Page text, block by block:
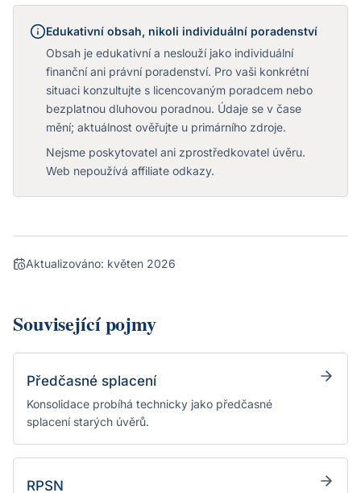
Edukativní obsah, nikoli individuální poradenství
Obsah je edukativní a neslouží jako individuální
finanční ani právní poradenství. Pro vaši konkrétní
situaci konzultujte s licencovaným poradcem nebo
bezplatnou dluhovou poradnou. Údaje se v čase
mění; aktuálnost ověřujte u primárního zdroje.
Nejsme poskytovatel ani zprostředkovatel úvěru.
Web nepoužívá affiliate odkazy.
Aktualizováno: květen 2026
Související pojmy
Předčasné splacení
Konsolidace probíhá technicky jako předčasné
splacení starých úvěrů.
RPSN